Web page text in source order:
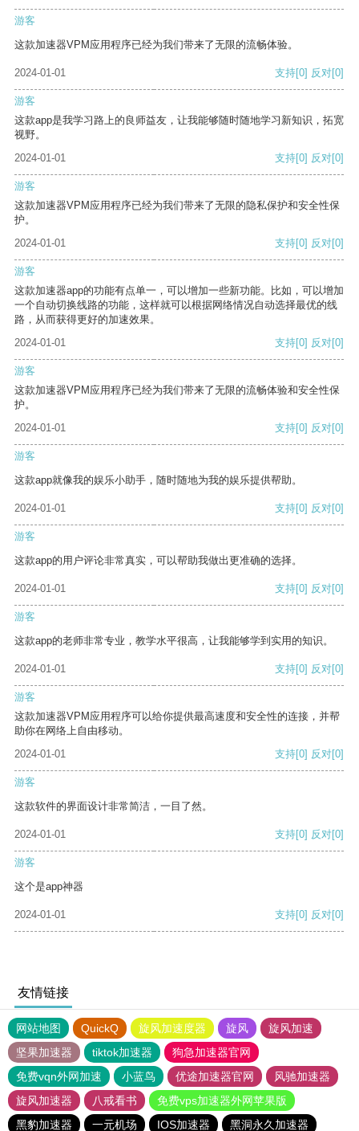
游客
这款加速器VPM应用程序已经为我们带来了无限的流畅体验。
2024-01-01 支持[0] 反对[0]
游客
这款app是我学习路上的良师益友，让我能够随时随地学习新知识，拓宽
视野。
2024-01-01
支持[0] 反对[0]
游客
这款加速器VPM应用程序已经为我们带来了无限的隐私保护和安全性保
护。
2024-01-01
支持[0] 反对[0]
游客
这款加速器app的功能有点单一，可以增加一些新功能。比如，可以增加
一个自动切换线路的功能，这样就可以根据网络情况自动选择最优的线
路，从而获得更好的加速效果。
2024-01-01
支持[0] 反对[0]
游客
这款加速器VPM应用程序已经为我们带来了无限的流畅体验和安全性保
护。
2024-01-01
支持[0] 反对[0]
游客
这款app就像我的娱乐小助手，随时随地为我的娱乐提供帮助。
2024-01-01 支持[0] 反对[0]
游客
这款app的用户评论非常真实，可以帮助我做出更准确的选择。
2024-01-01 支持[0] 反对[0]
游客
这款app的老师非常专业，教学水平很高，让我能够学到实用的知识。
2024-01-01 支持[0] 反对[0]
游客
这款加速器VPM应用程序可以给你提供最高速度和安全性的连接，并帮
助你在网络上自由移动。
2024-01-01
支持[0] 反对[0]
游客
这款软件的界面设计非常简洁，一目了然。
2024-01-01 支持[0] 反对[0]
游客
这个是app神器
2024-01-01 支持[0] 反对[0]
友情链接
网站地图 QuickQ 旋风加速度器 旋风
旋风加速
坚果加速器
tiktok加速器
狗急加速器官网
免费vqn外网加速
小蓝鸟 优途加速器官网
风驰加速器
旋风加速器
八戒看书
免费vps加速器外网苹果版
黑豹加速器
一元机场 IOS加速器 黑洞永久加速器